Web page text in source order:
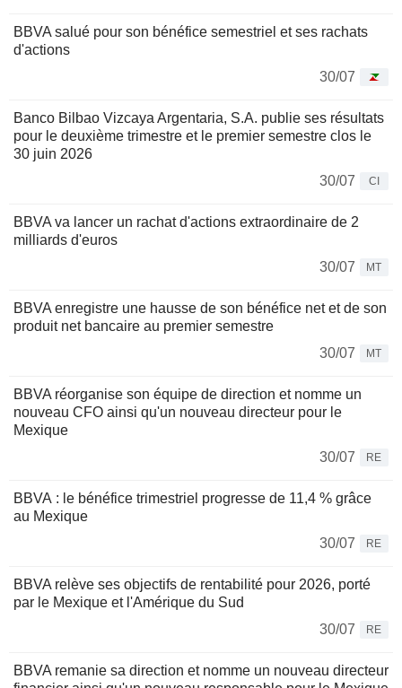
BBVA salué pour son bénéfice semestriel et ses rachats
d'actions
30/07
Banco Bilbao Vizcaya Argentaria, S.A. publie ses résultats
pour le deuxième trimestre et le premier semestre clos le
30 juin 2026
30/07
CI
BBVA va lancer un rachat d'actions extraordinaire de 2
milliards d'euros
30/07
MT
BBVA enregistre une hausse de son bénéfice net et de son
produit net bancaire au premier semestre
30/07
MT
BBVA réorganise son équipe de direction et nomme un
nouveau CFO ainsi qu'un nouveau directeur pour le
Mexique
30/07
RE
BBVA : le bénéfice trimestriel progresse de 11,4 % grâce
au Mexique
30/07
RE
BBVA relève ses objectifs de rentabilité pour 2026, porté
par le Mexique et l'Amérique du Sud
30/07
RE
BBVA remanie sa direction et nomme un nouveau directeur